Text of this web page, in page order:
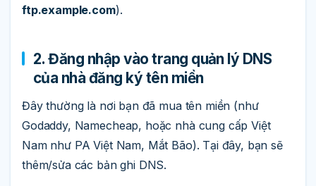
ftp.example.com).
2. Đăng nhập vào trang quản lý DNS
của nhà đăng ký tên miền
Đây thường là nơi bạn đã mua tên miền (như
Godaddy, Namecheap, hoặc nhà cung cấp Việt
Nam như PA Việt Nam, Mắt Bão). Tại đây, bạn sẽ
thêm/sửa các bản ghi DNS.